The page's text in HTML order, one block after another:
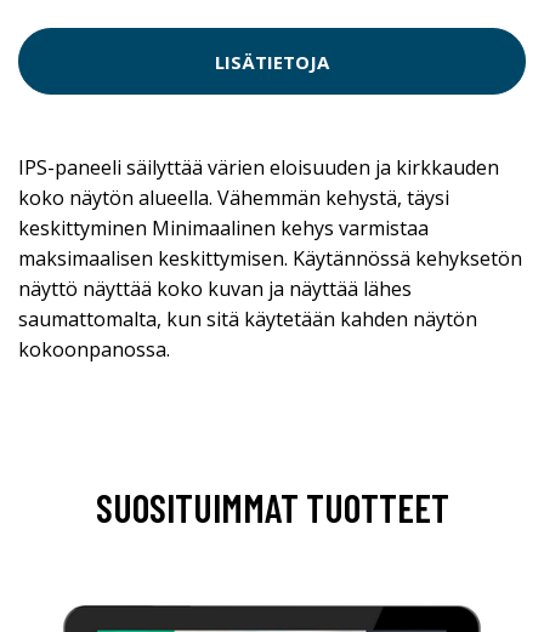
LISÄTIETOJA
IPS-paneeli säilyttää värien eloisuuden ja kirkkauden
koko näytön alueella. Vähemmän kehystä, täysi
keskittyminen Minimaalinen kehys varmistaa
maksimaalisen keskittymisen. Käytännössä kehyksetön
näyttö näyttää koko kuvan ja näyttää lähes
saumattomalta, kun sitä käytetään kahden näytön
kokoonpanossa.
SUOSITUIMMAT TUOTTEET